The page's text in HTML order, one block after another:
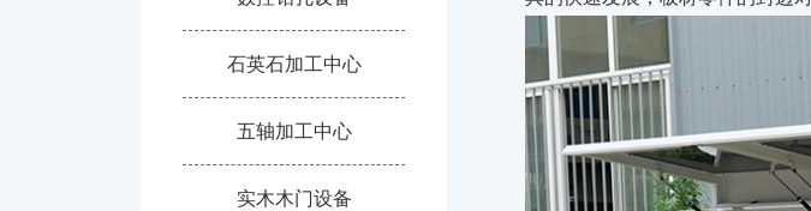
石英石加工中心
五轴加工中心
实木木门设备